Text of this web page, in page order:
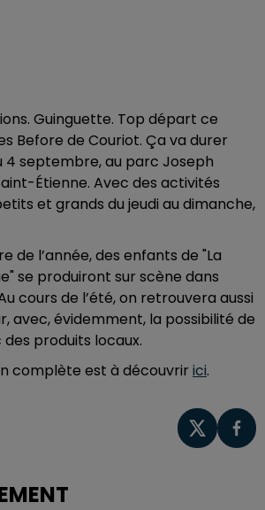
Guinguette. Top départ ce
Before de Couriot. Ça va durer
4 septembre, au parc Joseph
Étienne. Avec des activités
et grands du jeudi au dimanche,
de l’année, des enfants de "La
se produiront sur scène dans
cours de l’été, on retrouvera aussi
avec, évidemment, la possibilité de
produits locaux.
complète est à découvrir ici.